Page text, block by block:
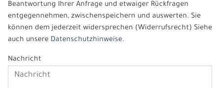
Beantwortung Ihrer Anfrage und etwaiger Rückfragen
entgegennehmen, zwischenspeichern und auswerten. Sie
können dem jederzeit widersprechen (Widerrufsrecht) Siehe
auch unsere Datenschutzhinweise.
Nachricht